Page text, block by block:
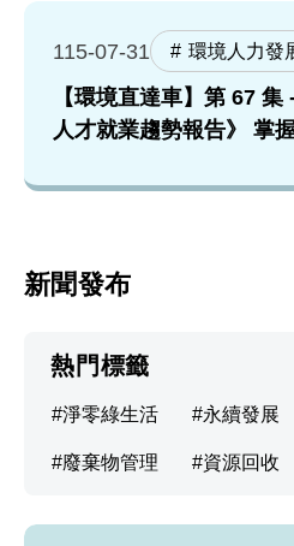
115-07-31 環境人力發
【環境直達車】第 67
人才就業趨勢報告》 掌
新聞發布
熱門標籤
淨零綠生活 永續發展
廢棄物管理 資源回收